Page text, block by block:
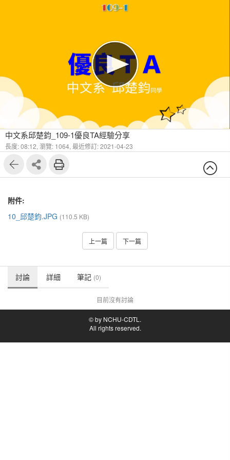
中文系邱楚鈞_109-1優良TA經驗分享
長度: 08:12, 瀏覽: 1064, 最近修訂: 2021-04-23
附件:
10_邱楚鈞.JPG (110.5 KB)
上一篇 下一篇
討論 詳細 筆記 (0)
目前沒有討論
© by NCHU-CDTL.
All rights reserved.